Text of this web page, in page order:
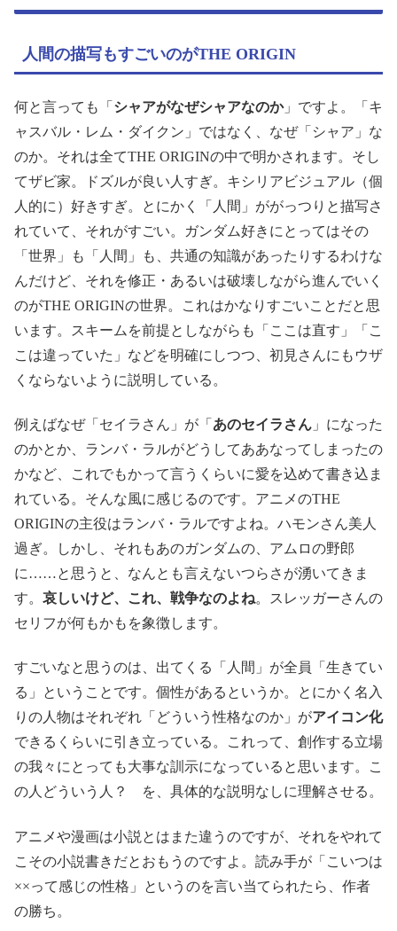
人間の描写もすごいのがTHE ORIGIN
何と言っても「 シャアがなぜシャアなのか」ですよ。「キ
ャスバル・レム・ダイクン」ではなく、なぜ「シャア」な
のか。それは全てTHE ORIGINの中で明かされます。そし
てザビ家。ドズルが良い人すぎ。キシリアビジュアル（個
人的に）好きすぎ。とにかく「人間」ががっつりと描写さ
れていて、それがすごい。ガンダム好きにとってはその
「世界」も「人間」も、共通の知識があったりするわけな
んだけど、それを修正・あるいは破壊しながら進んでいく
のがTHE ORIGINの世界。これはかなりすごいことだと思
います。スキームを前提としながらも「ここは直す」「こ
こは違っていた」などを明確にしつつ、初見さんにもウザ
くならないように説明している。
例えばなぜ「セイラさん」が「 あのセイラさん 」になった
のかとか、ランバ・ラルがどうしてああなってしまったの
かなど、これでもかって言うくらいに愛を込めて書き込ま
れている。そんな風に感じるのです。アニメのTHE
ORIGINの主役はランバ・ラルですよね。ハモンさん美人
過ぎ。しかし、それもあのガンダムの、アムロの野郎
に……と思うと、なんとも言えないつらさが湧いてきま
す。 哀しいけど、これ、戦争なのよね。スレッガーさんの
セリフが何もかもを象徴します。
すごいなと思うのは、出てくる「人間」が全員「生きてい
る」ということです。個性があるというか。とにかく名入
りの人物はそれぞれ「どういう性格なのか」がアイコン化
できるくらいに引き立っている。これって、創作する立場
の我々にとっても大事な訓示になっていると思います。こ
の人どういう人？ を、具体的な説明なしに理解させる。
アニメや漫画は小説とはまた違うのですが、それをやれて
こその小説書きだとおもうのですよ。読み手が「こいつは
××って感じの性格」というのを言い当てられたら、作者
の勝ち。